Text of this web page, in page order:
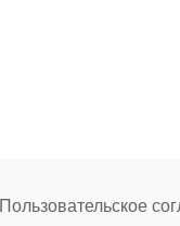
Пользовательское